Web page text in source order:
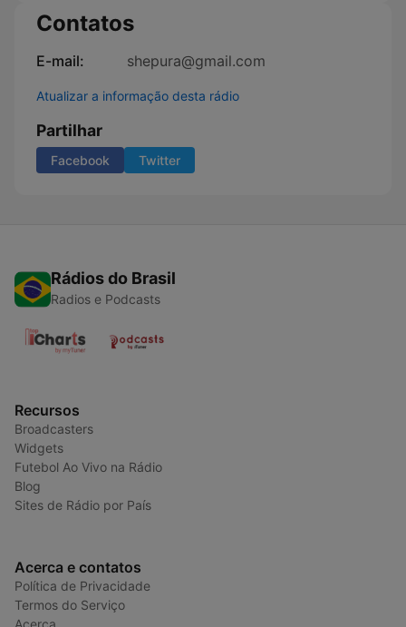
Contatos
E-mail: shepura@gmail.com
Atualizar a informação desta rádio
Partilhar
Facebook Twitter
Rádios do Brasil
Radios e Podcasts
Recursos
Broadcasters
Widgets
Futebol Ao Vivo na Rádio
Blog
Sites de Rádio por País
Acerca e contatos
Política de Privacidade
Termos do Serviço
Acerca